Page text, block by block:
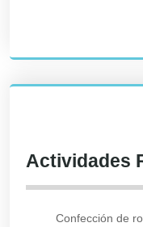
Actividades
Confección de